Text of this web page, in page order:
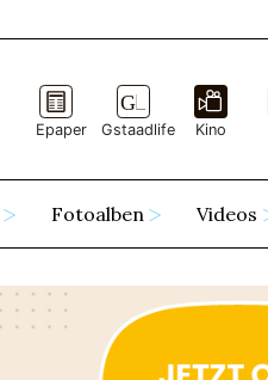
Epaper Gstaadlife Kino
Fotoalben Videos